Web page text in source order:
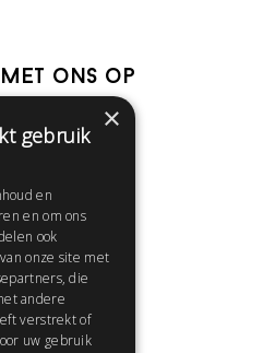
ons op
Help
naar:
×
gebruik
en
en om ons
ook
onze site met
die
andere
verstrekt of
uw gebruik